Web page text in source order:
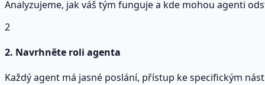
Analyzujeme, jak váš tým funguje a kde mohou agenti
2
2. Navrhněte roli agenta
Každý agent má jasné poslání, přístup ke specifickým